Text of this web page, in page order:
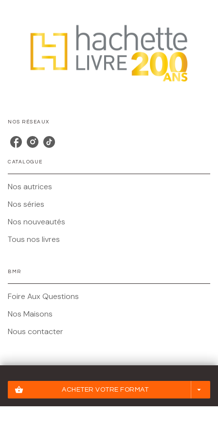
shopping_basket ACHETER VOTRE FORMAT arrow_drop_down
NOS RÉSEAUX
CATALOGUE
Nos autrices
Nos séries
Nos nouveautés
Tous nos livres
BMR
Foire Aux Questions
Nos Maisons
Nous contacter
Mentions légales
Conditions Générales d'Utilisation
Charte des Données Personnelles